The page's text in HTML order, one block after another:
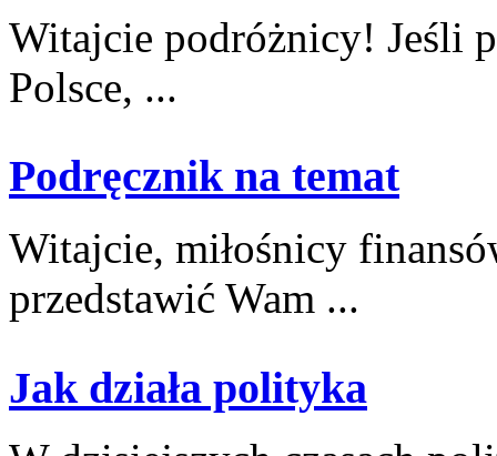
Witajcie podróżnicy! Jeśli
Polsce, ...
Podręcznik na temat
Witajcie,‌ miłośnicy
⁢przedstawić Wam ...
Jak działa polityka